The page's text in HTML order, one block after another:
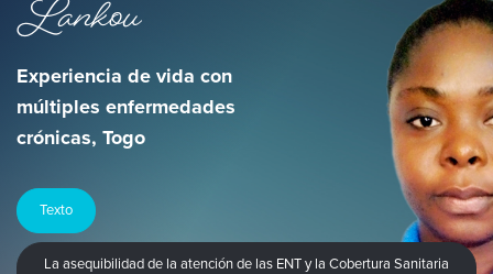
Lankou
Experiencia de vida con
múltiples enfermedades
crónicas, Togo
Texto
La asequibilidad de la atención de las ENT y la Cobertura Sanitaria